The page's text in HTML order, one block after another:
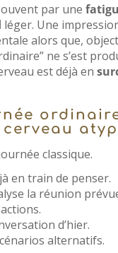
par une
léger. Une
alors que,
ne s’est
est déjà en
classique.
en train de penser.
la réunion
d’hier.
alternatifs.